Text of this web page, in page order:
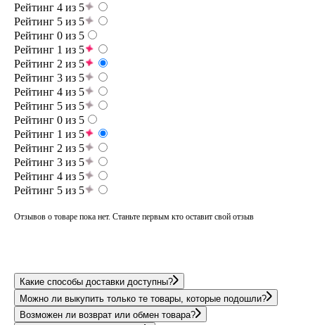
Рейтинг 4 из 5
Рейтинг 5 из 5
Рейтинг 0 из 5
Рейтинг 1 из 5
Рейтинг 2 из 5
Рейтинг 3 из 5
Рейтинг 4 из 5
Рейтинг 5 из 5
Рейтинг 0 из 5
Рейтинг 1 из 5
Рейтинг 2 из 5
Рейтинг 3 из 5
Рейтинг 4 из 5
Рейтинг 5 из 5
Отзывов о товаре пока нет. Станьте первым кто оставит свой отзыв
Какие способы доставки доступны?
Можно ли выкупить только те товары, которые подошли?
Возможен ли возврат или обмен товара?